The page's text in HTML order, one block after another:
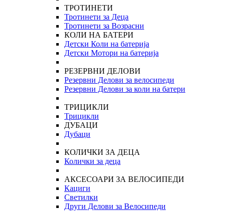
ТРОТИНЕТИ
Тротинети за Деца
Тротинети за Возрасни
КОЛИ НА БАТЕРИ
Детски Коли на батерија
Детски Мотори на батерија
РЕЗЕРВНИ ДЕЛОВИ
Резервни Делови за велосипеди
Резервни Делови за коли на батери
ТРИЦИКЛИ
Трицикли
ДУБАЦИ
Дубаци
КОЛИЧКИ ЗА ДЕЦА
Колички за деца
АКСЕСОАРИ ЗА ВЕЛОСИПЕДИ
Кациги
Светилки
Други Делови за Велосипеди